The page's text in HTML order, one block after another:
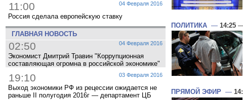
04 Февраля 2016
11:00
Россия сделала европейскую ставку
ГЛАВНАЯ НОВОСТЬ
04 Февраля 2016
02:50
Экономист Дмитрий Травин "Коррупционная
составляющая огромна в российской экономике"
03 Февраля 2016
19:10
Выход экономики РФ из рецессии ожидается не
раньше II полугодия 2016г — департамент ЦБ
ПОЛИТИКА — 14:25 —
ПРЯМОЙ ЭФИР —